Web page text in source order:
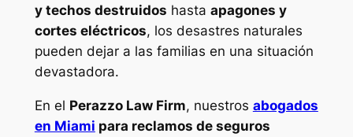
y techos destruidos hasta apagones y
cortes eléctricos, los desastres naturales
pueden dejar a las familias en una situación
devastadora.
En el Perazzo Law Firm, nuestros abogados
en Miami para reclamos de seguros